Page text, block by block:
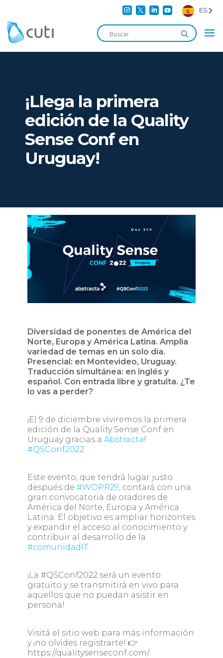
    ES
¡Llega la primera
edición de la Quality
Sense Conf en
Uruguay!
Diversidad de ponentes de América del
Norte, Europa y América Latina. Amplia
variedad de temas en un solo día.
Presencial: en Montevideo, Uruguay.
Traducción simultánea: en inglés y
español. Con entrada libre y gratuita. ¿Te
lo vas a perder?
¡El 9 de diciembre viviremos la primera
edición de la Quality Sense Conf en
Uruguay gracias a Abstracta!
#QSConf2022
Este evento, que tendrá lugar justo
después de #WOPR29, contará con una
gran convocatoria de oradores de
América del Norte, Europa y América
Latina. El objetivo es ampliar horizontes
y expandir el acceso al conocimiento y
contribuir al desarrollo de la
#comunidadIT.
¡La #QSConf2022 será un evento
gratuito y se transmitirá en vivo para
aquellos que no puedan asistir en
persona!
Visitá el sitio web para más información
y ¡no olvides registrarte! 👉
https://qualitysenseconf.com/